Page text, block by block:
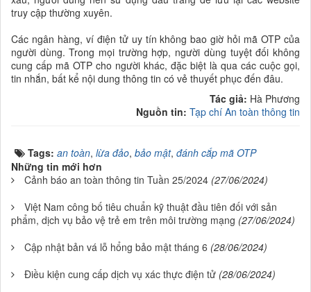
truy cập thường xuyên.
Các ngân hàng, ví điện tử uy tín không bao giờ hỏi mã OTP của
người dùng. Trong mọi trường hợp, người dùng tuyệt đối không
cung cấp mã OTP cho người khác, đặc biệt là qua các cuộc gọi,
tin nhắn, bất kể nội dung thông tin có vẻ thuyết phục đến đâu.
Tác giả: Hà Phương
Nguồn tin: Tạp chí An toàn thông tin
Tags: an toàn, lừa đảo, bảo mật, đánh cắp mã OTP
Những tin mới hơn
Cảnh báo an toàn thông tin Tuần 25/2024 (27/06/2024)
Việt Nam công bố tiêu chuẩn kỹ thuật đầu tiên đối với sản
phẩm, dịch vụ bảo vệ trẻ em trên môi trường mạng (27/06/2024)
Cập nhật bản vá lỗ hổng bảo mật tháng 6 (28/06/2024)
Điều kiện cung cấp dịch vụ xác thực điện tử (28/06/2024)